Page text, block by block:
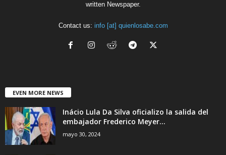
written Newspaper.
Contact us: info [at] quienlosabe.com
EVEN MORE NEWS
Inácio Lula Da Silva oficializo la salida del
embajador Frederico Meyer...
mayo 30, 2024